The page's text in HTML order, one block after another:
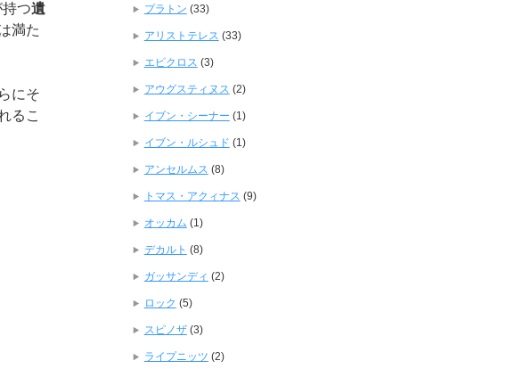
つ遺
満た
にそ
るこ
プラトン (33)
アリストテレス (33)
エピクロス (3)
アウグスティヌス (2)
イブン・シーナー (1)
イブン・ルシュド (1)
アンセルムス (8)
トマス・アクィナス (9)
オッカム (1)
デカルト (8)
ガッサンディ (2)
ロック (5)
スピノザ(3)
ライプニッツ (2)